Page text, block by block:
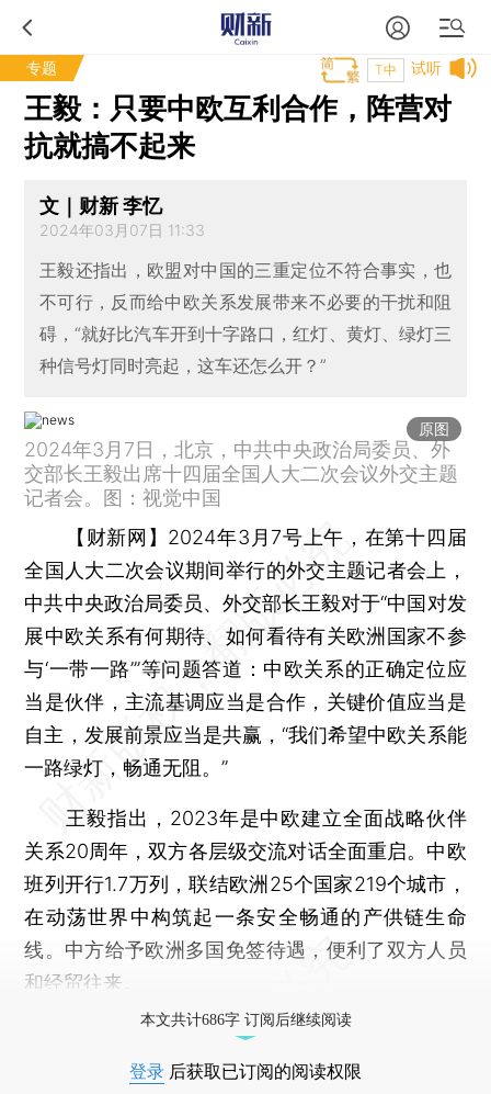
专题 试听
T中
王毅：只要中欧互利合作，阵营对
抗就搞不起来
文｜财新 李忆
2024年03月07日 11:33
王毅还指出，欧盟对中国的三重定位不符合事实，也
不可行，反而给中欧关系发展带来不必要的干扰和阻
碍，“就好比汽车开到十字路口，红灯、黄灯、绿灯三
种信号灯同时亮起，这车还怎么开？”
原图
2024年3月7日，北京，中共中央政治局委员、外
交部长王毅出席十四届全国人大二次会议外交主题
记者会。图：视觉中国
【财新网】 2024年3月7号上午，在第十四届
全国人大二次会议期间举行的外交主题记者会上，
中共中央政治局委员、外交部长王毅对于“中国对发
展中欧关系有何期待、如何看待有关欧洲国家不参
与‘一带一路’”等问题答道：中欧关系的正确定位应
当是伙伴，主流基调应当是合作，关键价值应当是
自主，发展前景应当是共赢，“我们希望中欧关系能
一路绿灯，畅通无阻。”
王毅指出，2023年是中欧建立全面战略伙伴
关系20周年，双方各层级交流对话全面重启。中欧
班列开行1.7万列，联结欧洲25个国家219个城市，
在动荡世界中构筑起一条安全畅通的产供链生命
线。中方给予欧洲多国免签待遇，便利了双方人员
和经贸往来。
本文共计686字 订阅后继续阅读
登录 后获取已订阅的阅读权限